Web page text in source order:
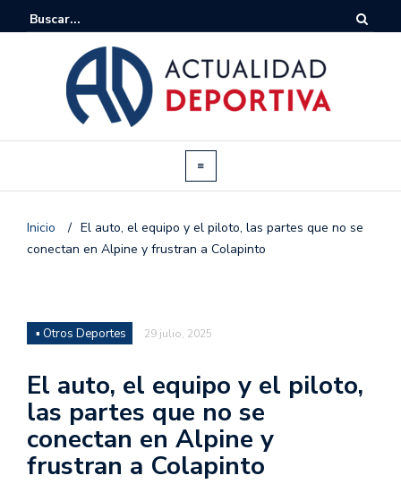
Inicio / El auto, el equipo y el piloto, las partes que no se
conectan en Alpine y frustran a Colapinto
▪ Otros Deportes 29 julio, 2025
El auto, el equipo y el piloto,
las partes que no se
conectan en Alpine y
frustran a Colapinto